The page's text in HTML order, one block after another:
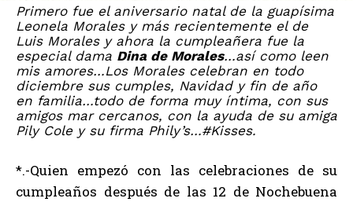
Primero fue el aniversario natal de la guapísima
Leonela Morales y más recientemente el de
Luis Morales y ahora la cumpleañera fue la
especial dama Dina de Morales…así como leen
mis amores…Los Morales celebran en todo
diciembre sus cumples, Navidad y fin de año
en familia…todo de forma muy íntima, con sus
amigos mar cercanos, con la ayuda de su amiga
Pily Cole y su firma Phily’s…#Kisses.
*.-Quien empezó con las celebraciones de su
cumpleaños después de las 12 de Nochebuena